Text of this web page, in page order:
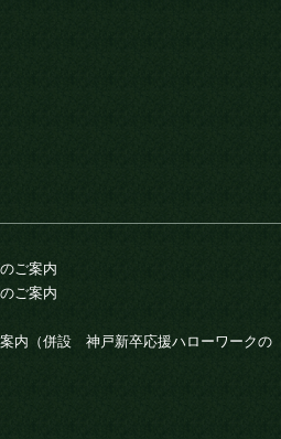
ご案内
ご案内
内（併設 神戸新卒応援ハローワークの